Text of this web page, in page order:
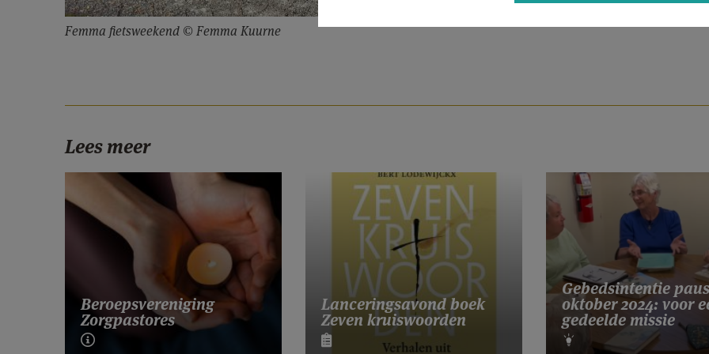
Femma fietsweekend © Femma Kuurne
Lees meer
Beroepsvereniging
Zorgpastores
Lanceringsavond boek
Zeven kruiswoorden
Gebedsintentie paus
oktober 2024: voor
gedeelde missie